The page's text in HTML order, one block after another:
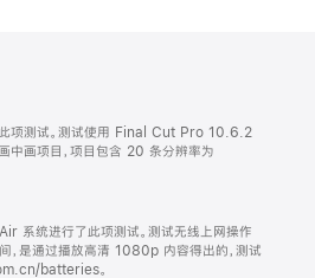
项测试。测试使用 Final Cut Pro 10.6.2
画项目，项目包含 20 条分辨率为
统进行了此项测试。测试无线上网操作
是通过播放高清 1080p 内容得出的，测试
batteries。